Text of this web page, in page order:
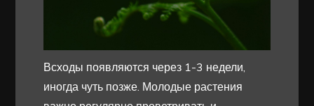
Всходы появляются через 1-3 недели,
иногда чуть позже. Молодые растения